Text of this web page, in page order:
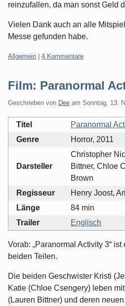
reinzufallen, da man sonst Geld
Vielen Dank auch an alle
Messe gefunden habe.
Kategorien:
Allgemein 4 Kommentare
Film: Paranormal
Geschrieben von Dee am Sonntag, 13.
Titel
Paranormal
Genre
Horror, 2011
Darsteller
Christopher
Bittner, Chloe
Brown
Regisseur
Henry Joost,
Länge
84 min
Trailer
Englisch
Vorab: „Paranormal Activity 3“
beiden Teilen.
Die beiden Geschwister Kristi
Katie (Chloe Csengery) leben
(Lauren Bittner) und deren